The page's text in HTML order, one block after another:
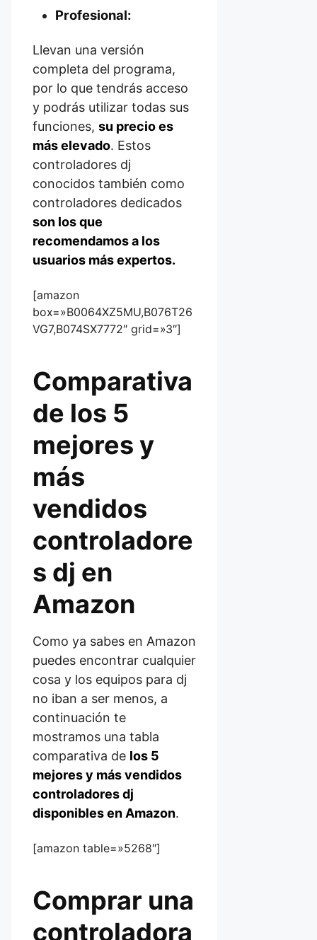
Profesional:
Llevan una versión
completa del programa,
por lo que tendrás acceso
y podrás utilizar todas sus
funciones, su precio es
más elevado. Estos
controladores dj
conocidos también como
controladores dedicados
son los que
recomendamos a los
usuarios más expertos.
[amazon
box=»B0064XZ5MU,B076T26
VG7,B074SX7772″ grid=»3″]
Comparativa
de los 5
mejores y
más
vendidos
controladore
s dj en
Amazon
Como ya sabes en Amazon
puedes encontrar cualquier
cosa y los equipos para dj
no iban a ser menos, a
continuación te
mostramos una tabla
comparativa de los 5
mejores y más vendidos
controladores dj
disponibles en Amazon.
[amazon table=»5268″]
Comprar una
controladora